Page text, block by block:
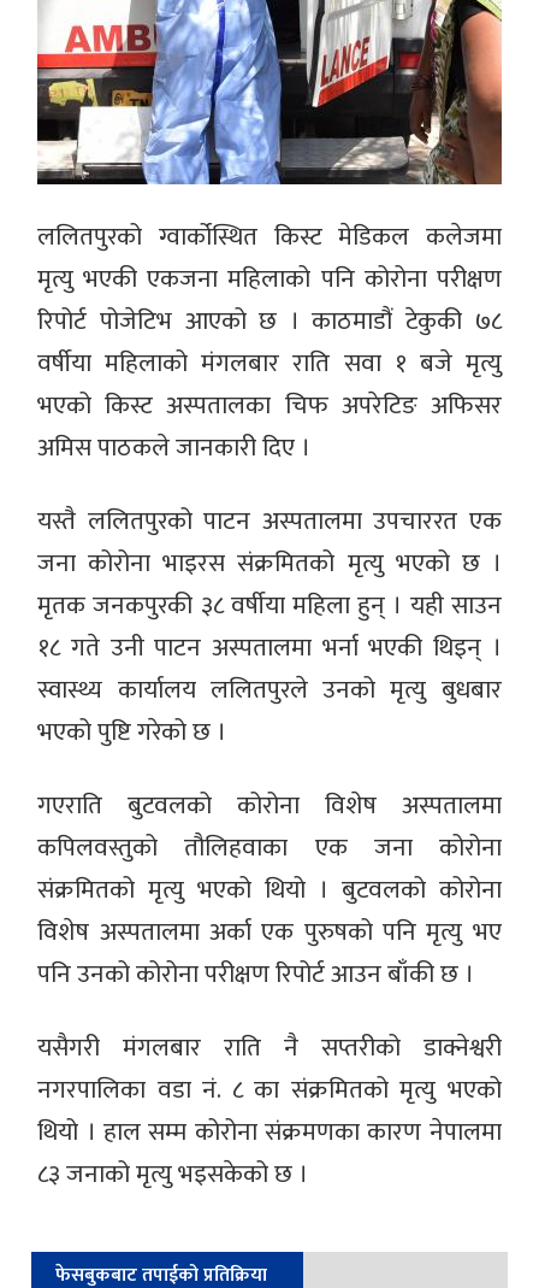
ललितपुरको ग्वार्कोस्थित किस्ट मेडिकल कलेजमा
मृत्यु भएकी एकजना महिलाको पनि कोरोना परीक्षण
रिपोर्ट पोजेटिभ आएको छ । काठमाडौं टेकुकी ७८
वर्षीया महिलाको मंगलबार राति सवा १ बजे मृत्यु
भएको किस्ट अस्पतालका चिफ अपरेटिङ अफिसर
अमिस पाठकले जानकारी दिए ।
यस्तै ललितपुरको पाटन अस्पतालमा उपचाररत एक
जना कोरोना भाइरस संक्रमितको मृत्यु भएको छ ।
मृतक जनकपुरकी ३८ वर्षीया महिला हुन् । यही साउन
१८ गते उनी पाटन अस्पतालमा भर्ना भएकी थिइन् ।
स्वास्थ्य कार्यालय ललितपुरले उनको मृत्यु बुधबार
भएको पुष्टि गरेको छ ।
गएराति बुटवलको कोरोना विशेष अस्पतालमा
कपिलवस्तुको तौलिहवाका एक जना कोरोना
संक्रमितको मृत्यु भएको थियो । बुटवलको कोरोना
विशेष अस्पतालमा अर्का एक पुरुषको पनि मृत्यु भए
पनि उनको कोरोना परीक्षण रिपोर्ट आउन बाँकी छ ।
यसैगरी मंगलबार राति नै सप्तरीको डाक्नेश्वरी
नगरपालिका वडा नं. ८ का संक्रमितको मृत्यु भएको
थियो । हाल सम्म कोरोना संक्रमणका कारण नेपालमा
८३ जनाको मृत्यु भइसकेको छ ।
फेसबुकबाट तपाईको प्रतिक्रिया